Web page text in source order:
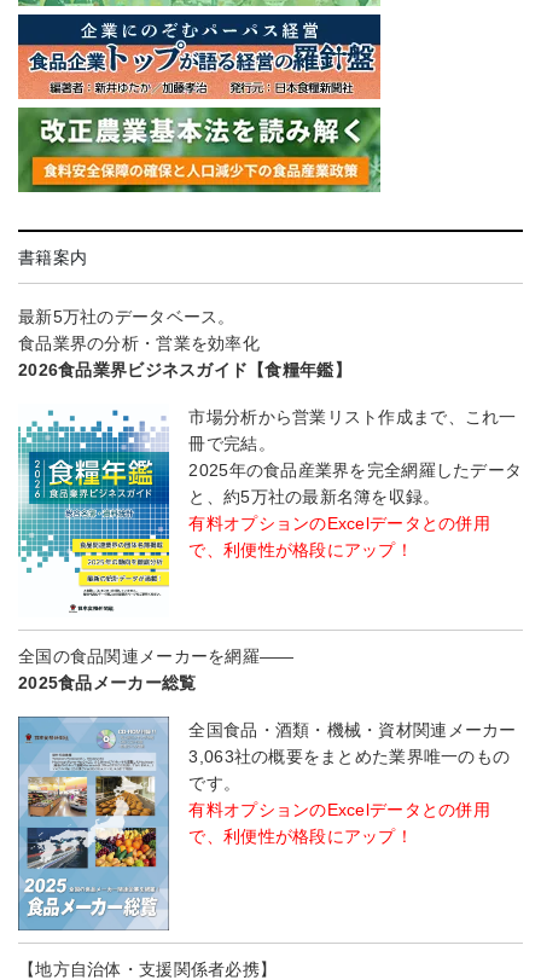
書籍案内
最新5万社のデータベース。
食品業界の分析・営業を効率化
2026食品業界ビジネスガイド【食糧年鑑】
市場分析から営業リスト作成まで、これ一
冊で完結。
2025年の食品産業界を完全網羅したデータ
と、約5万社の最新名簿を収録。
有料オプションのExcelデータとの併用
で、利便性が格段にアップ！
全国の食品関連メーカーを網羅――
2025食品メーカー総覧
全国食品・酒類・機械・資材関連メーカー
3,063社の概要をまとめた業界唯一のもの
です。
有料オプションのExcelデータとの併用
で、利便性が格段にアップ！
【地方自治体・支援関係者必携】